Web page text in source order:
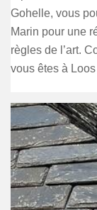
Gohelle, vous
Marin pour une
règles de l’art.
vous êtes à